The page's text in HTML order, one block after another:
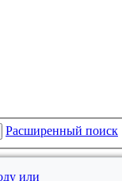
Расширенный поиск